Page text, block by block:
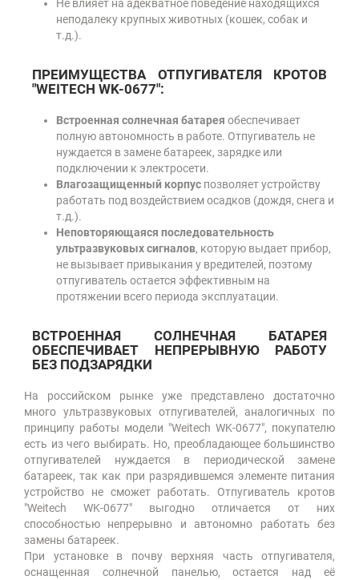
Не влияет на адекватное поведение находящихся
неподалеку крупных животных (кошек, собак и
т.д.).
ПРЕИМУЩЕСТВА ОТПУГИВАТЕЛЯ КРОТОВ
"WEITECH WK-0677":
Встроенная солнечная батарея обеспечивает
полную автономность в работе. Отпугиватель не
нуждается в замене батареек, зарядке или
подключении к электросети.
Влагозащищенный корпус позволяет устройству
работать под воздействием осадков (дождя, снега и
т.д.).
Неповторяющаяся последовательность
ультразвуковых сигналов, которую выдает прибор,
не вызывает привыкания у вредителей, поэтому
отпугиватель остается эффективным на
протяжении всего периода эксплуатации.
ВСТРОЕННАЯ СОЛНЕЧНАЯ БАТАРЕЯ
ОБЕСПЕЧИВАЕТ НЕПРЕРЫВНУЮ РАБОТУ
БЕЗ ПОДЗАРЯДКИ
На российском рынке уже представлено достаточно
много ультразвуковых отпугивателей, аналогичных по
принципу работы модели "Weitech WK-0677", покупателю
есть из чего выбирать. Но, преобладающее большинство
отпугивателей нуждается в периодической замене
батареек, так как при разрядившемся элементе питания
устройство не сможет работать. Отпугиватель кротов
"Weitech WK-0677" выгодно отличается от них
способностью непрерывно и автономно работать без
замены батареек.
При установке в почву верхняя часть отпугивателя,
оснащенная солнечной панелью, остается над её